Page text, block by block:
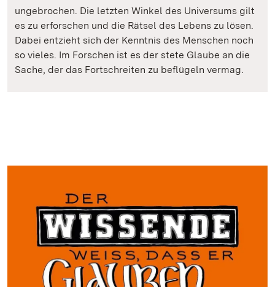
ungebrochen. Die letzten Winkel des Universums gilt
es zu erforschen und die Rätsel des Lebens zu lösen.
Dabei entzieht sich der Kenntnis des Menschen noch
so vieles. Im Forschen ist es der stete Glaube an die
Sache, der das Fortschreiten zu beflügeln vermag.